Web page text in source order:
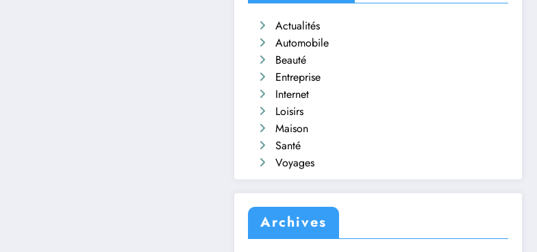
Actualités
Automobile
Beauté
Entreprise
Internet
Loisirs
Maison
Santé
Voyages
Archives